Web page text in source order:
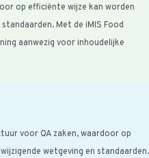
op efficiënte wijze kan worden
Met de iMIS Food
aanwezig voor inhoudelijke
voor QA zaken, waardoor op
wetgeving en standaarden.